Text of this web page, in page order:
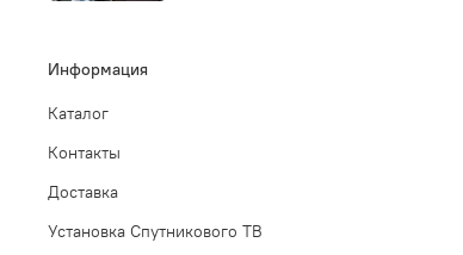
Информация
Каталог
Контакты
Доставка
Установка Спутникового ТВ